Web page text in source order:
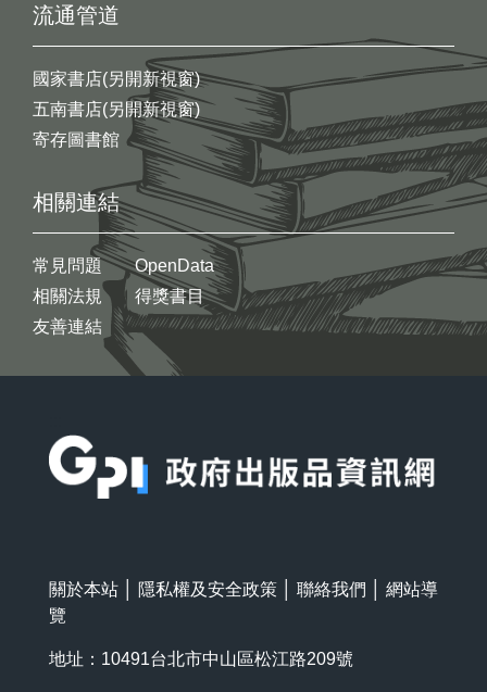
流通管道
國家書店(另開新視窗)
五南書店(另開新視窗)
寄存圖書館
相關連結
常見問題
相關法規
友善連結
OpenData
得獎書目
關於本站 隱私權及安全政策 聯絡我們
網站導
覽
地址：10491台北市中山區松江路209號